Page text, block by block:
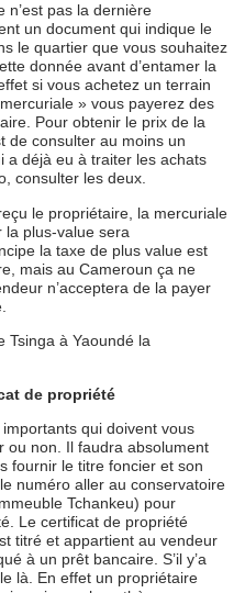
n’est pas la dernière
un document qui indique le
le quartier que vous souhaitez
donnée avant d’entamer la
si vous achetez un terrain
» vous payerez des
Pour obtenir le prix de la
de consulter au moins un
a déjà eu à traiter les achats
consulter les deux.
le propriétaire, la mercuriale
la plus-value sera
la taxe de plus value est
mais au Cameroun ça ne
n’acceptera de la payer
Tsinga à Yaoundé la
de propriété
qui doivent vous
ou non. Il faudra absolument
fournir le titre foncier et son
numéro aller au conservatoire
Tchankeu) pour
Le certificat de propriété
titré et appartient au vendeur
à un prêt bancaire. S’il y’a
là. En effet un propriétaire